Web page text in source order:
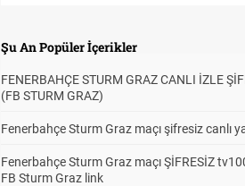
Şu An Popüler İçerikler
FENERBAHÇE STURM GRAZ CANLI İZLE
(FB STURM GRAZ)
Fenerbahçe Sturm Graz maçı şifresiz canlı
Fenerbahçe Sturm Graz maçı ŞİFRESİZ
FB Sturm Graz link